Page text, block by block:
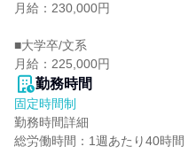
月給：230,000円
■大学卒/文系
月給：225,000円
勤務時間
固定時間制
勤務時間詳細
総労働時間：1週あたり40時間